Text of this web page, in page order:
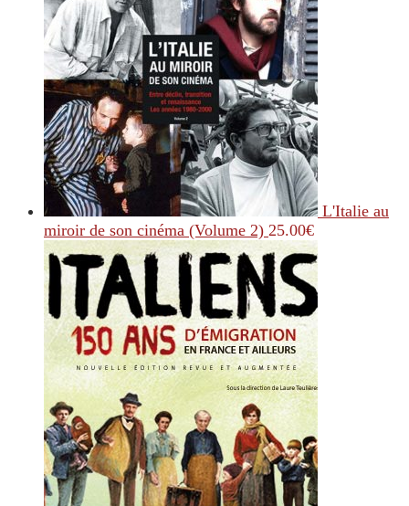
L'Italie au
miroir de son cinéma (Volume 2) 25.00€